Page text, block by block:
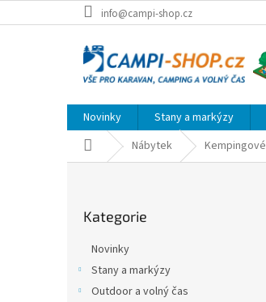
na
info@campi-shop.cz
Novinky Stany a markýzy
Domů Nábytek
kategorie
Kategorie
Novinky
Stany a markýzy
Outdoor a volný čas